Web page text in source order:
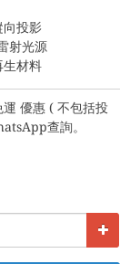
向投影
射光源
生材料
優惠 ( 不包括投
查詢。